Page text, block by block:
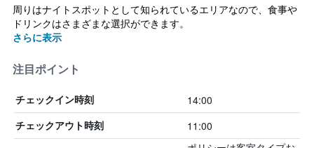
周りはナイトスポットとして知られているエリアなので、食事や
ドリンクはさまざまな選択ができます。
さらに表示
注目ポイント
チェックイン時刻 14:00
チェックアウト時刻 11:00